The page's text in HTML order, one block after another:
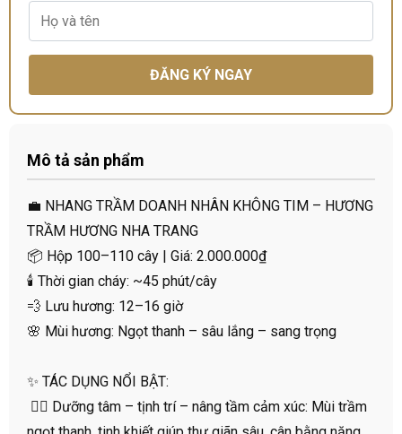
ĐĂNG KÝ NGAY
Mô tả sản phẩm
💼 NHANG TRẦM DOANH NHÂN KHÔNG TIM – HƯƠNG
TRẦM HƯƠNG NHA TRANG
📦 Hộp 100–110 cây | Giá: 2.000.000₫
🕯️ Thời gian cháy: ~45 phút/cây
💨 Lưu hương: 12–16 giờ
🌸 Mùi hương: Ngọt thanh – sâu lắng – sang trọng
✨ TÁC DỤNG NỔI BẬT:
🧘‍♂️ Dưỡng tâm – tịnh trí – nâng tầm cảm xúc: Mùi trầm